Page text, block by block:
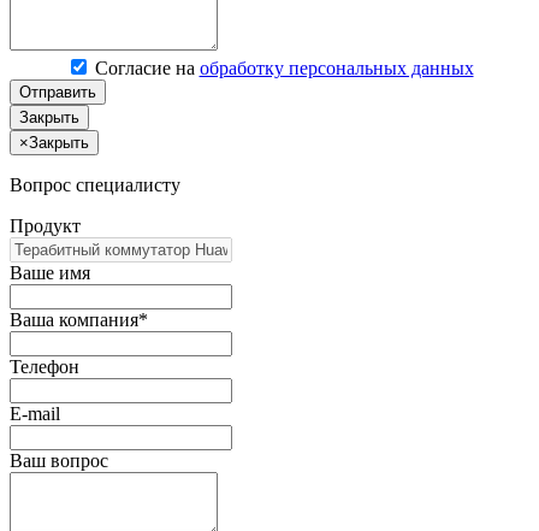
Согласие на обработку персональных данных
Отправить
Закрыть
×Закрыть
Вопрос специалисту
Продукт
Ваше имя
Ваша компания*
Телефон
E-mail
Ваш вопрос